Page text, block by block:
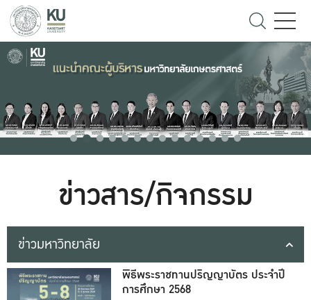
ข่าวสาร/กิจกรรม
ข่าวมหาวิทยาลัย
พิธีพระราชทานปริญญาบัตร ประจำปี
การศึกษา 2568